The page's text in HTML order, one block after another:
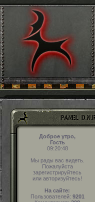
Доброе утро,
Гость
09:20:48
Мы рады вас видеть.
Пожалуйста
зарегистрируйтесь
или авторизуйтесь!
На сайте:
Пользователей: 9201